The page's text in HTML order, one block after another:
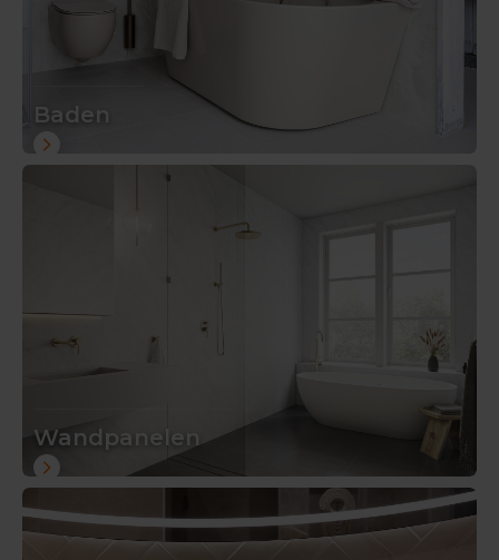
Baden
Wandpanelen